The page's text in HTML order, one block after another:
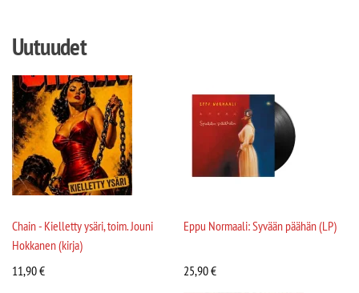
Uutuudet
Chain - Kielletty ysäri, toim. Jouni
Hokkanen (kirja)
11,90€
Eppu Normaali: Syvään päähän (LP)
25,90€